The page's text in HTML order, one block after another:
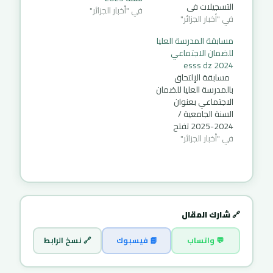
التسجيلات في
المسابقة الوطنية
-دورة 2025- : ابتداء
من اليوم 12 أفريل
2025 تتم التسجيلات
في المسابقة إلكترونيا
فقط عبر الرابط التالي:
https://ena.interieur.gov.dz
توجيهات خاصة
بالتسجيل عن بعد في
في "أخبار الجزائر"
في "أخبار الجزائر"
مسابقة المدرسة العليا
للضمان الاجتماعي
2024 esss dz
مسابقة الإلتحاق
بالمدرسة العليا للضمان
الاجتماعي بعنوان
السنة الجامعية /
2024-2025 تفتح
المدرسة العليا للضمان
الاجتماعي بعنوان
المهني في الضمان
الإجتماعي في
التخصصات قانون
الحماية
الاجتماعية التسيير
الاستراتيجي والتنفيذي
في "أخبار الجزائر"
🔗 شارك المقال
💬 واتساب 📘 فيسبوك 🔗 نسخ الرابط